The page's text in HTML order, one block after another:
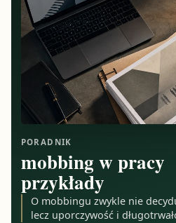
PORADNIK
mobbing w pracy
przykłady
O mobbingu zwykle nie
lecz uporczywość i